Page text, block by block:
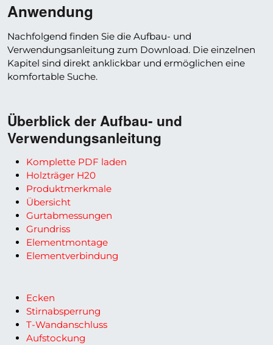
Anwendung
Nachfolgend finden Sie die Aufbau- und
Verwendungsanleitung zum Download. Die einzelnen
Kapitel sind direkt anklickbar und ermöglichen eine
komfortable Suche.
Überblick der Aufbau- und
Verwendungsanleitung
Komplette PDF laden
Holzträger H20
Produktmerkmale
Übersicht
Gurtabmessungen
Grundriss
Elementmontage
Elementverbindung
Ecken
Stirnabsperrung
T-Wandanschluss
Aufstockung